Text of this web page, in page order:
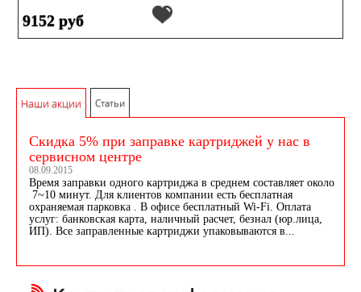
9152 руб
Наши акции
Скидка 5% при заправке картриджей у нас в
сервисном центре
08.09.2015
Время заправки одного картриджа в среднем составляет около
7~10 минут. Для клиентов компании есть бесплатная
охраняемая парковка . В офисе бесплатный Wi-Fi. Оплата
услуг: банковская карта, наличный расчет, безнал (юр.лица,
ИП). Все заправленные картриджи упаковываются в...
Статьи